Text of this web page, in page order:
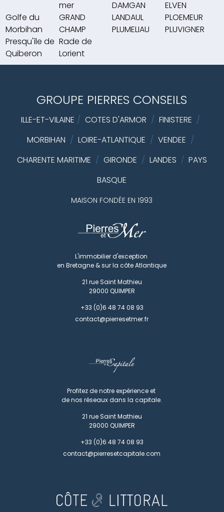
mer DAMGAN
ELVEN
Golfe du
Morbihan
GRAND
CHAMP
LANDAUL
PLOEMEUR
PLUMELIAU
PLUVIGNER
Presqu'île de
Quiberon
Rade de
Lorient
GROUPE PIERRES CONSEILS
ILLE-ET-VILAINE / COTES D'ARMOR / FINISTERE /
MORBIHAN / LOIRE-ATLANTIQUE / VENDEE /
CHARENTE MARITIME / GIRONDE / LANDES / PAYS
BASQUE
MAISON FONDÉE EN 1993
L'immobilier d'exception
en Bretagne & sur la côte Atlantique
21 rue Saint Mathieu
29000 QUIMPER
+33 (0)6 48 74 08 93
contact@pierresetmer.fr
Profitez de notre expérience et
de nos réseaux dans la capitale.
21 rue Saint Mathieu
29000 QUIMPER
+33 (0)6 48 74 08 93
contact@pierresetcapitale.com